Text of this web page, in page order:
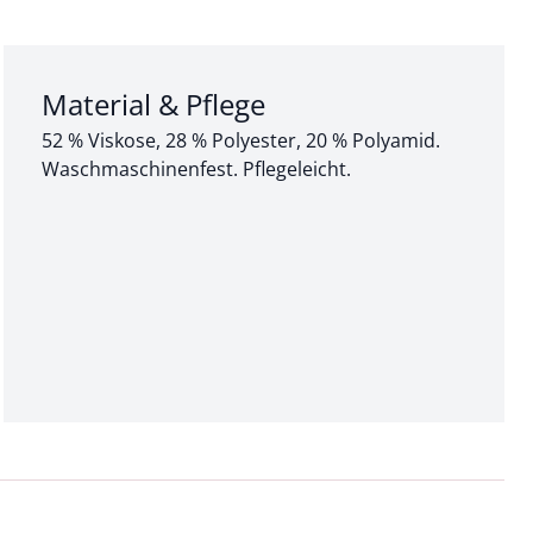
Abschnitt 3 von 3:
Material & Pflege
52 % Viskose, 28 % Polyester, 20 % Polyamid.
Waschmaschinenfest. Pflegeleicht.